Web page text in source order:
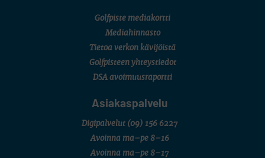
Golfpiste mediakortti
Mediahinnasto
Tietoa verkon kävijöistä
Golfpisteen yhteystiedot
DSA avoimuusraportti
Asiakaspalvelu
Digipalvelut (09) 156 6227
Avoinna ma–pe 8–16
Avoinna ma–pe 8–17